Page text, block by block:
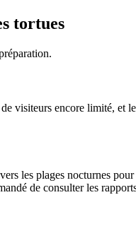
tortues
visiteurs encore limité, et
les plages nocturnes
de consulter les